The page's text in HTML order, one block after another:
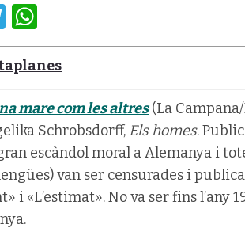
Telegram
mare com les altres(La
Schrobsdorff, Els homes.
escàndol moral a Alemanya i
van ser censurades i
i «L’estimat». No va ser fins l’any